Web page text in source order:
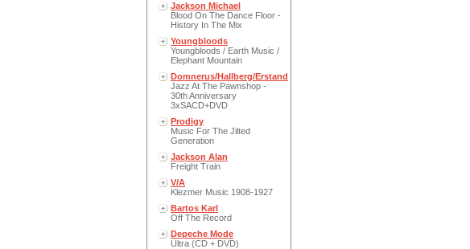
Jackson Michael
Blood On The Dance Floor -
History In The Mix
Youngbloods
Youngbloods / Earth Music /
Elephant Mountain
Domnerus/Hallberg/Erstand
Jazz At The Pawnshop -
30th Anniversary
3xSACD+DVD
Prodigy
Music For The Jilted
Generation
Jackson Alan
Freight Train
V/A
Klezmer Music 1908-1927
Bartos Karl
Off The Record
Depeche Mode
Ultra (CD + DVD)